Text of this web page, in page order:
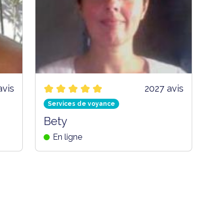
2027 avis
Services de voyance
Bety
En ligne